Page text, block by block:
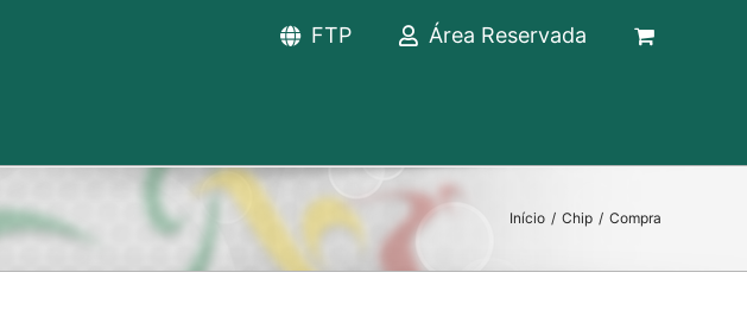
FTP Área Reservada
Início / Chip / Compra